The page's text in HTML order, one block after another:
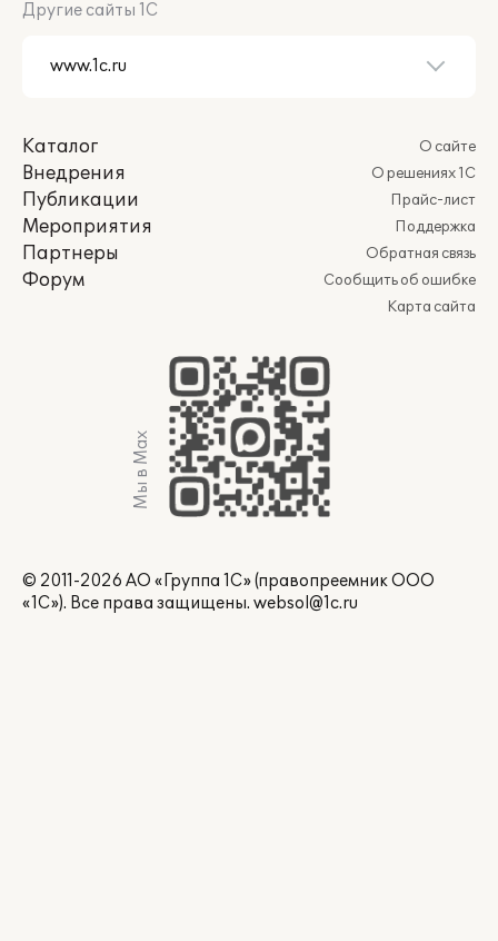
Другие сайты 1С
Каталог
Внедрения
Публикации
Мероприятия
Партнеры
Форум
О сайте
О решениях 1С
Прайс-лист
Поддержка
Обратная связь
Сообщить об ошибке
Карта сайта
Мы в Max
© 2011-2026 АО «Группа 1С» (правопреемник ООО
«1С»). Все права защищены. websol@1c.ru